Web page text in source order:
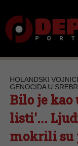
HOLANDSKI
GENOCIDA U
Bilo je kao
listi'...
mokrili su